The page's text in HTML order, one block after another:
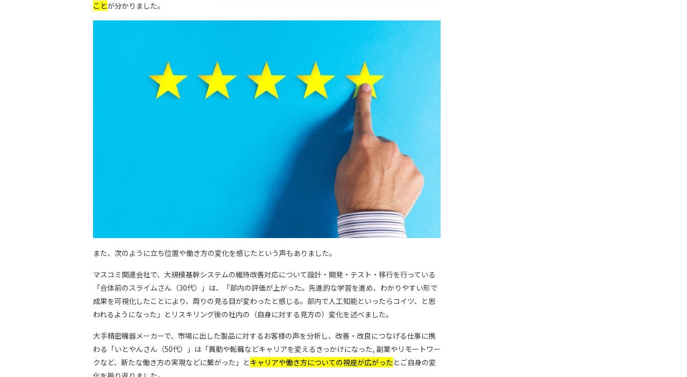
ことが分かりました。
また、次のように立ち位置や働き方の変化を感じたという声もありました。
マスコミ関連会社で、大規模基幹システムの維持改善対応について設計・開発・テスト・移行を行っている
「合体前のスライムさん（30代）」は、「部内の評価が上がった。先進的な学習を進め、わかりやすい形で
成果を可視化したことにより、周りの見る目が変わったと感じる。部内で人工知能といったらコイツ、と思
われるようになった」とリスキリング後の社内の（自身に対する見方の）変化を述べました。
大手精密機器メーカーで、市場に出した製品に対するお客様の声を分析し、改善・改良につなげる仕事に携
わる「いとやんさん（50代）」は「異動や転職などキャリアを変えるきっかけになった, 副業やリモートワー
クなど、新たな働き方の実現などに繫がった」とキャリアや働き方についての視座が広がったとご自身の変